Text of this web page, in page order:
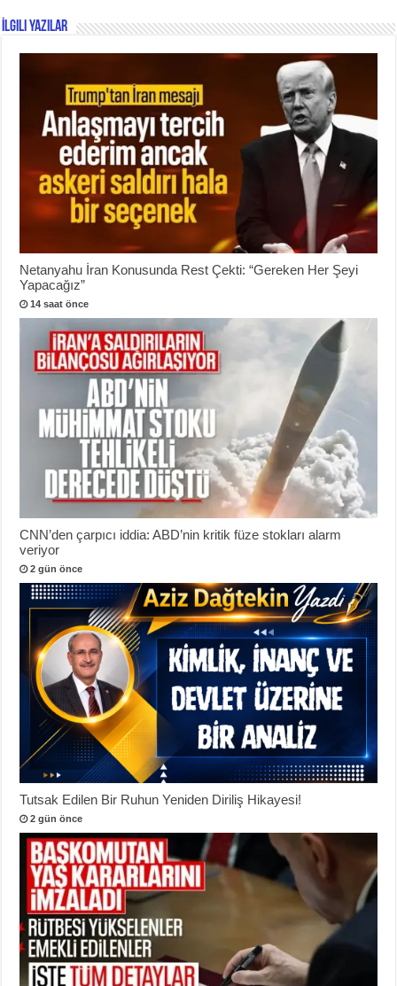
İlgili Yazılar
Netanyahu İran Konusunda Rest Çekti: “Gereken Her Şeyi
Yapacağız”
14 saat önce
CNN’den çarpıcı iddia: ABD’nin kritik füze stokları alarm
veriyor
2 gün önce
Tutsak Edilen Bir Ruhun Yeniden Diriliş Hikayesi!
2 gün önce